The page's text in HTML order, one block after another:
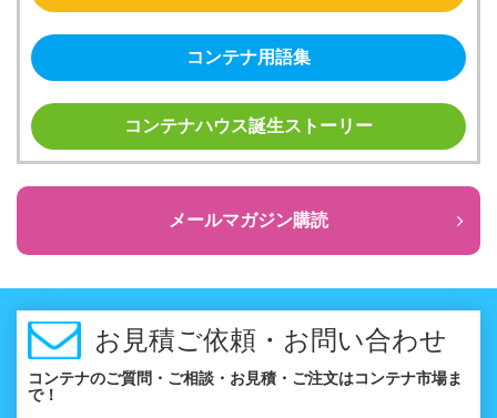
コンテナ用語集
コンテナハウス誕生ストーリー
メールマガジン購読
お見積ご依頼・お問い合わせ
コンテナのご質問・ご相談・お見積・ご注文はコンテナ市場ま
で！